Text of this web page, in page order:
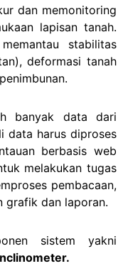
dan memonitoring
lapisan tanah.
stabilitas
deformasi tanah
banyak data dari
data harus diproses
berbasis web
melakukan tugas
pembacaan,
grafik dan laporan.
sistem yakni